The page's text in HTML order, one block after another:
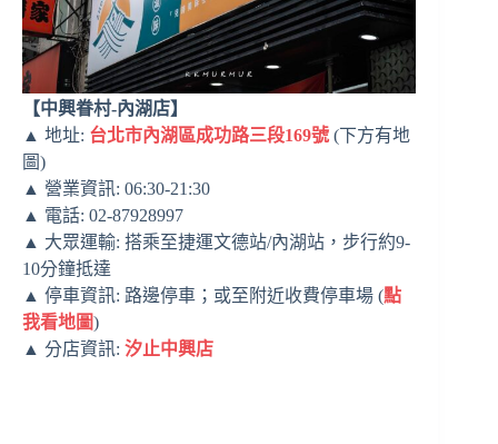
【中興眷村-內湖店】
▲ 地址: 台北市內湖區成功路三段169號 (下方有地
圖)
▲ 營業資訊: 06:30-21:30
▲ 電話: 02-87928997
▲ 大眾運輸: 搭乘至捷運文德站/內湖站，步行約9-
10分鐘抵達
▲ 停車資訊: 路邊停車；或至附近收費停車場 (點
我看地圖)
▲ 分店資訊: 汐止中興店